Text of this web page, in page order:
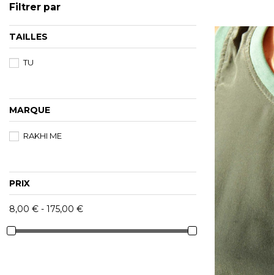
Filtrer par
TAILLES
TU
MARQUE
RAKHI ME
PRIX
8,00 € - 175,00 €